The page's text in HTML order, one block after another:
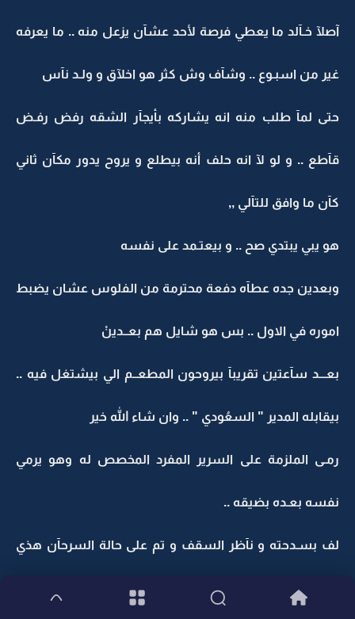
آصلآ خـآلد ما يعطي فرصة لأحد عشآن يزعل منه .. ما يعرفه
غير من اسبـوع .. وشآف وش كثر هو اخلآق و ولـد نآس
حتى لمآ طلب منه انه يشاركه بأيجآر الشقه رفض رفـض
قآطع .. و لو لآ انه حلف أنه بيطلع و يروح يدور مكآن ثاني
كآن ما وافق للتآلي ,,
هو يبي يبتدي صح .. و بيعتـمد على نفسه
وبعدين جده عطآه دفعة محترمة من الفلوس عشان يضبط
اموره في الاول .. بس هو شايل هم بعــدينْ
بعـــد سآعتين تقريبآ بيروحون المطعــم الي بيشتغل فيه ..
بيقابله المدير " السعُودي " .. وان شاء الله خير
رمـى الملزمة على السرير المفرد المخصص له وهو يرمي
نفسه بعـده بضيقه ..
لف بسـدحته و نآظر السقف و تم على حالة السرحآن هذي
دقآيق ..